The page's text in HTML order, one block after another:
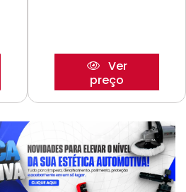
Ver
preço